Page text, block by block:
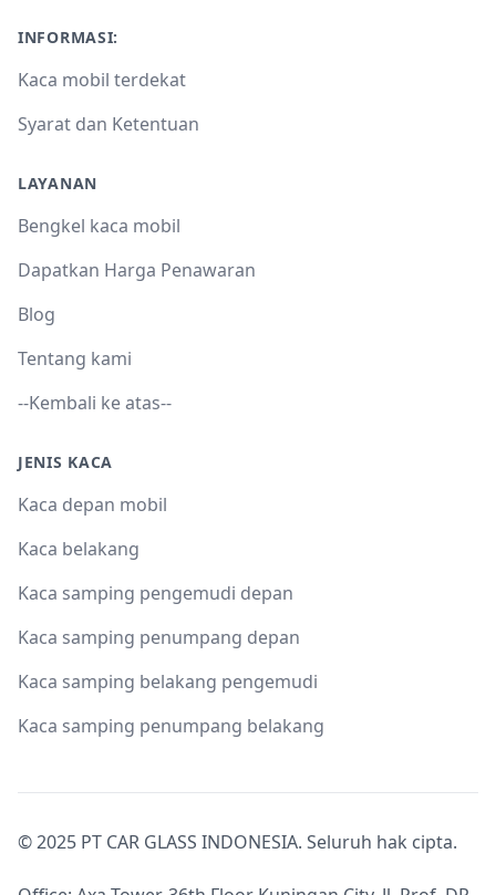
INFORMASI:
Kaca mobil terdekat
Syarat dan Ketentuan
LAYANAN
Bengkel kaca mobil
Dapatkan Harga Penawaran
Blog
Tentang kami
--Kembali ke atas--
JENIS KACA
Kaca depan mobil
Kaca belakang
Kaca samping pengemudi depan
Kaca samping penumpang depan
Kaca samping belakang pengemudi
Kaca samping penumpang belakang
© 2025 PT CAR GLASS INDONESIA. Seluruh hak cipta.